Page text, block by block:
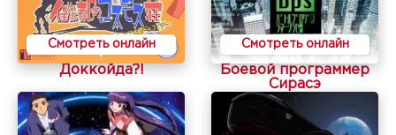
Смотреть онлайн
Доккойда?!
Смотреть онлайн
Боевой программер
Сирасэ